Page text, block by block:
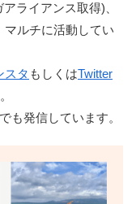
ライアンス取得)、
ルチに活動してい
スタ もしくはTwitter
でも発信しています。